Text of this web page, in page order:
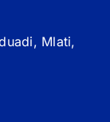
Mlati,